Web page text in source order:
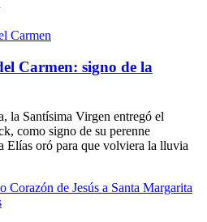
Carmen: signo de la
la Santísima Virgen entregó el
como signo de su perenne
Elías oró para que volviera la lluvia